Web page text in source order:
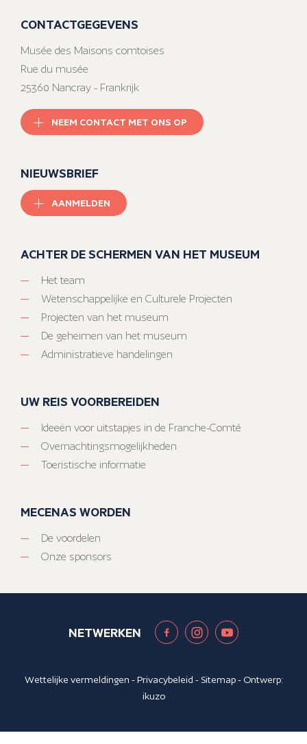
CONTACTGEGEVENS
Musée des Maisons comtoises
Rue du musée
25360 Nancray - Frankrijk
NEEM CONTACT MET ONS OP
NIEUWSBRIEF
AANMELDEN
ACHTER DE SCHERMEN VAN HET MUSEUM
Het team
Wetenschappelijke en Culturele Projecten
Projecten van het museum
De geheimen van het museum
Administratieve handelingen
UW REIS VOORBEREIDEN
Ideeën voor uitstapjes in de Franche-Comté
Overnachtingsmogelijkheden
Toeristische informatie
MECENAS WORDEN
De voordelen
Onze sponsors
NETWERKEN
Wettelijke vermeldingen -Privacybeleid - Sitemap- Ontwerp:
ikuzo